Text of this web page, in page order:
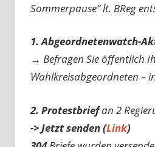
Sommerpause“ lt. BReg
1. Abgeordnetenwatch-
→ Befragen Sie öffentlich
Wahlkreisabgeordneten –
2. Protestbriefan 2
-> Jetzt senden (Link)